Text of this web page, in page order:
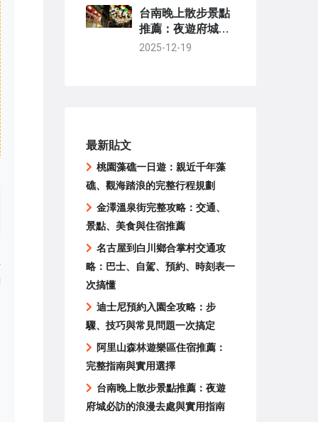
台南晚上散步景點
推薦：夜遊府城必
訪的浪漫去處與實
2025-12-19
最新貼文
桃園藻礁一日遊：親近千年藻
礁、觀海踏浪的完整行程規劃
金澤溫泉街完整攻略：交通、
景點、美食與住宿推薦
名古屋到白川鄉合掌村交通攻
略：巴士、自駕、預約、時刻表一
次搞懂
迪士尼預約入園全攻略：步
驟、技巧與常見問題一次搞定
阿里山森林遊樂區住宿推薦：
完整指南與實用選擇
台南晚上散步景點推薦：夜遊
府城必訪的浪漫去處與實用指南